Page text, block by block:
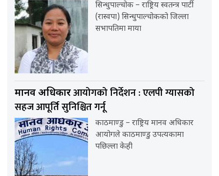
सिन्धुपाल्चोक – राष्ट्रिय स्वतन्त्र पार्टी
(रास्वपा) सिन्धुपाल्चोकको जिल्ला
सभापतिमा माया
मानव अधिकारआयोगको निर्देशन : एलपी ग्यासको
सहज आपूर्ति सुनिश्चित गर्नू
काठमाण्डु – राष्ट्रिय मानव अधिकार
आयोगले काठमाण्डु उपत्यकामा
पछिल्ला केही